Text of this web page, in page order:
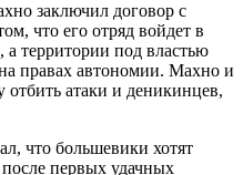
заключил договор с
что его отряд войдет в
а территории под властью
правах автономии. Махно и
атаки и деникинцев,
что большевики хотят
первых удачных